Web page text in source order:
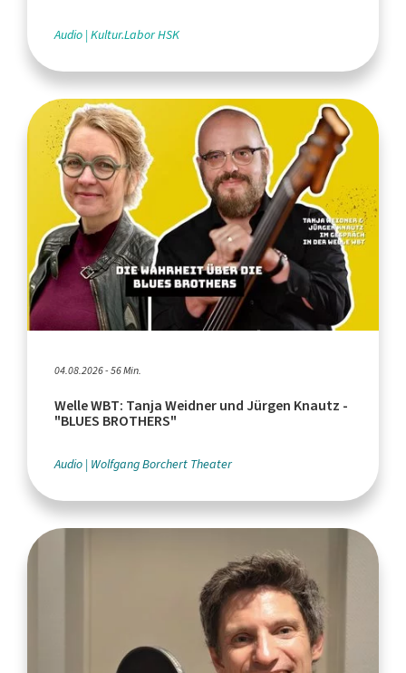
Audio Kultur.Labor HSK
04.08.2026 - 56 Min.
Welle WBT: Tanja Weidner und Jürgen Knautz -
"BLUES BROTHERS"
Audio Wolfgang Borchert Theater